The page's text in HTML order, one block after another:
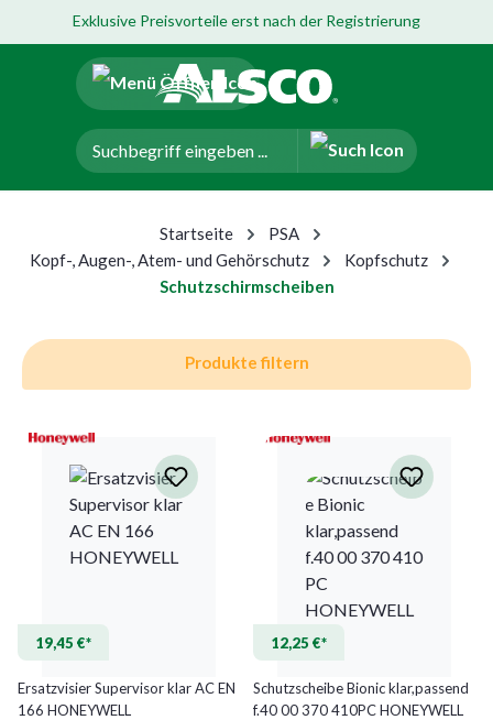
Hauptinhalt springen
Zur Navigation der B2B-Plattform springen
Exklusive Preisvorteile erst nach der Registrierung
Startseite
PSA
Kopf-, Augen-, Atem- und Gehörschutz
Kopfschutz
Schutzschirmscheiben
Produkte filtern
19,45 €*
Ersatzvisier Supervisor klar AC EN
166 HONEYWELL
12,25 €*
Schutzscheibe Bionic klar,passend
f.40 00 370 410PC HONEYWELL